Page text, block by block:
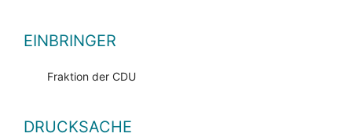
EINBRINGER
Fraktion der CDU
DRUCKSACHE